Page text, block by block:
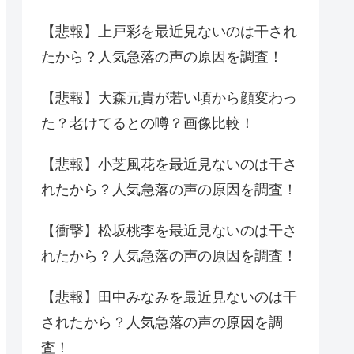
【悲報】上戸彩を最近見ないのは干され
たから？人気急落の声の原因を調査！
【悲報】大森元貴が若い頃から顔変わっ
た？老けてるとの噂？画像比較！
【悲報】小芝風花を最近見ないのは干さ
れたから？人気急落の声の原因を調査！
【衝撃】松坂桃李を最近見ないのは干さ
れたから？人気急落の声の原因を調査！
【悲報】田中みなみを最近見ないのは干
されたから？人気急落の声の原因を調
査！